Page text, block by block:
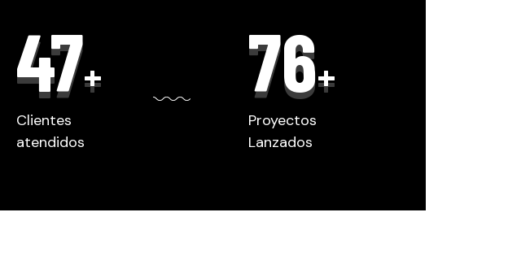
54+
Clientes
atendidos
88+
Proyectos
Lanzados